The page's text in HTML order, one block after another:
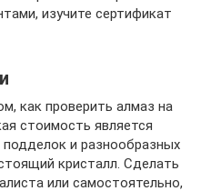
изучите сертификат
как проверить алмаз на
стоимость является
и разнообразных
кристалл. Сделать
или самостоятельно,